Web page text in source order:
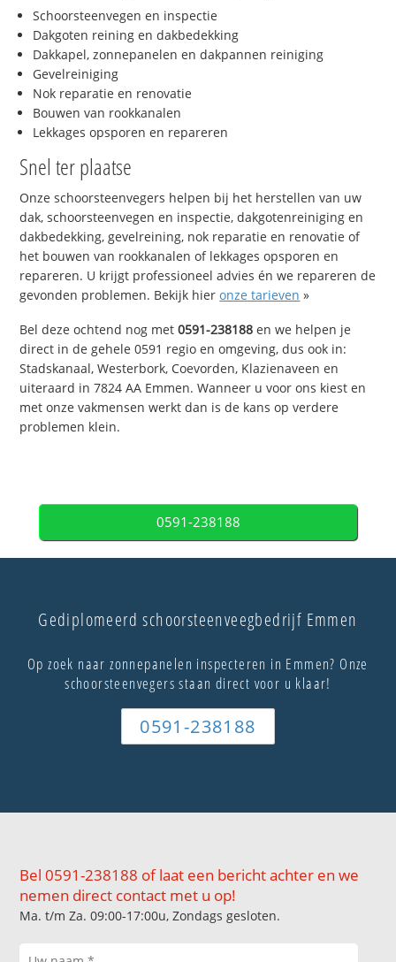
Schoorsteenvegen en inspectie
Dakgoten reining en dakbedekking
Dakkapel, zonnepanelen en dakpannen reiniging
Gevelreiniging
Nok reparatie en renovatie
Bouwen van rookkanalen
Lekkages opsporen en repareren
Snel ter plaatse
Onze schoorsteenvegers helpen bij het herstellen van uw
dak, schoorsteenvegen en inspectie, dakgotenreiniging en
dakbedekking, gevelreining, nok reparatie en renovatie of
het bouwen van rookkanalen of lekkages opsporen en
repareren. U krijgt professioneel advies én we repareren de
gevonden problemen. Bekijk hieronze tarieven »
Bel deze ochtend nog met0591-238188 en we helpen je
direct in de gehele 0591 regio en omgeving, dus ook in:
Stadskanaal, Westerbork, Coevorden, Klazienaveen en
uiteraard in 7824 AA Emmen. Wanneer u voor ons kiest en
met onze vakmensen werkt dan is de kans op verdere
problemen klein.
0591-238188
Gediplomeerd schoorsteenveegbedrijf Emmen
Op zoek naar zonnepanelen inspecteren in Emmen? Onze
schoorsteenvegers staan direct voor u klaar!
0591-238188
Bel 0591-238188 of laat een bericht achter en we
nemen direct contact met u op!
Ma. t/m Za. 09:00-17:00u, Zondags gesloten.